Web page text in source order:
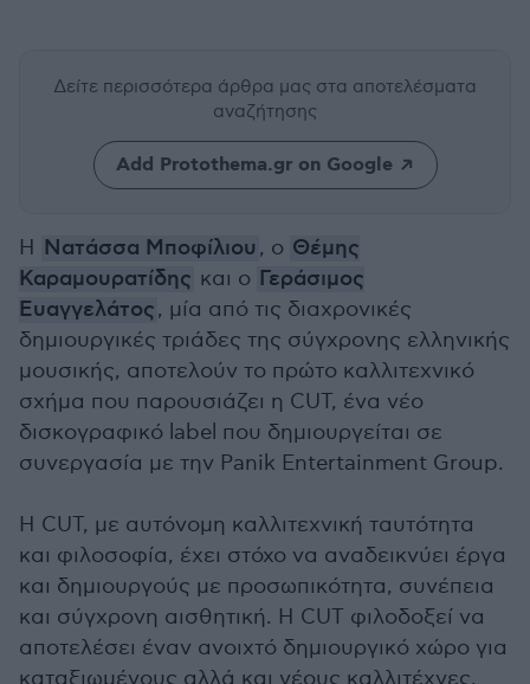
Δείτε περισσότερα άρθρα μας στα αποτελέσματα
αναζήτησης
Add Protothema.gr on Google
Η Νατάσσα Μποφίλιου , ο Θέμης
Καραμουρατίδης και ο Γεράσιμος
Ευαγγελάτος, μία από τις διαχρονικές
δημιουργικές τριάδες της σύγχρονης ελληνικής
μουσικής, αποτελούν το πρώτο καλλιτεχνικό
σχήμα που παρουσιάζει η CUT, ένα νέο
δισκογραφικό label που δημιουργείται σε
συνεργασία με την Panik Entertainment Group.
Η CUT, με αυτόνομη καλλιτεχνική ταυτότητα
και φιλοσοφία, έχει στόχο να αναδεικνύει έργα
και δημιουργούς με προσωπικότητα, συνέπεια
και σύγχρονη αισθητική. Η CUT φιλοδοξεί να
αποτελέσει έναν ανοιχτό δημιουργικό χώρο για
καταξιωμένους αλλά και νέους καλλιτέχνες,